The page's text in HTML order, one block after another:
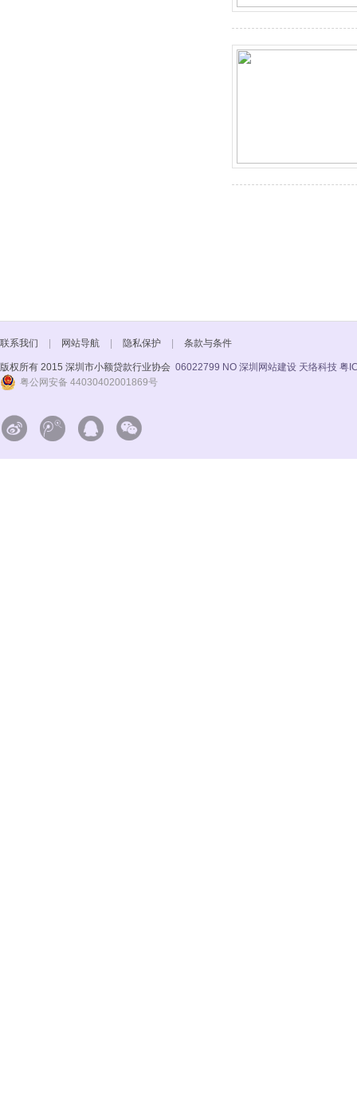
联系我们 网站导航 隐私保护 条款与条件
版权所有 2015 深圳市小额贷款行业协会 06022799 NO 深圳网站建设 天络科技 粤
粤公网安备 44030402001869号
   